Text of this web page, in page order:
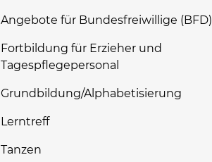
Angebote für Bundesfreiwillige (BFD)
Fortbildung für Erzieher und
Tagespflegepersonal
Grundbildung/Alphabetisierung
Lerntreff
Tanzen